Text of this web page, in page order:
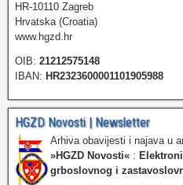
HR-10110 Zagreb
Hrvatska (Croatia)
www.hgzd.hr
OIB: 21212575148
IBAN: HR2323600001101905988
HGZD Novosti | Newsletter
Arhiva obavijesti i najava u
»HGZD Novosti« :
grboslovnog i